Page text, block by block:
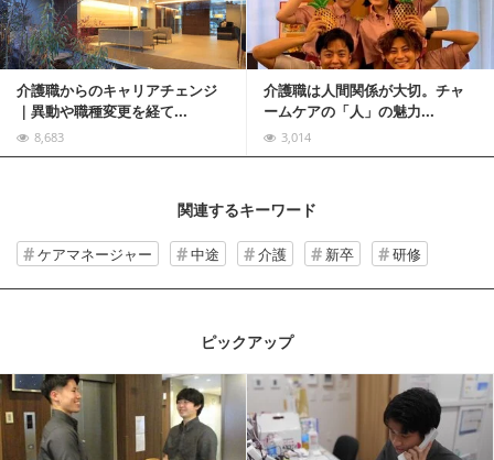
介護職からのキャリアチェンジ
｜異動や職種変更を経て...
8,683
介護職は人間関係が大切。チャ
ームケアの「人」の魅力...
3,014
関連するキーワード
ケアマネージャー 中途 介護 新卒 研修
ピックアップ
記事を読む